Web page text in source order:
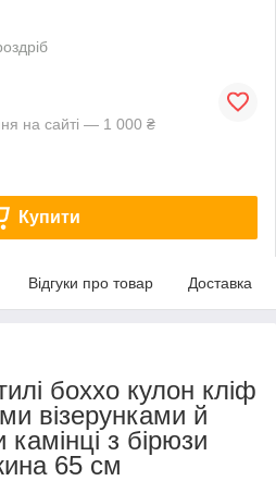
на сайті — 1 000 ₴
Купити
Відгуки про товар Доставка
боххо кулон кліф
візерунками й
з бірюзи
65 см